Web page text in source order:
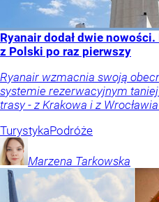
Ryanair dodał dwie
z Polski po raz pierwszy
Ryanair wzmacnia swoją
systemie rezerwacyjnym
trasy - z Krakowa i z
TurystykaPodróże
Marzena Tarkowska